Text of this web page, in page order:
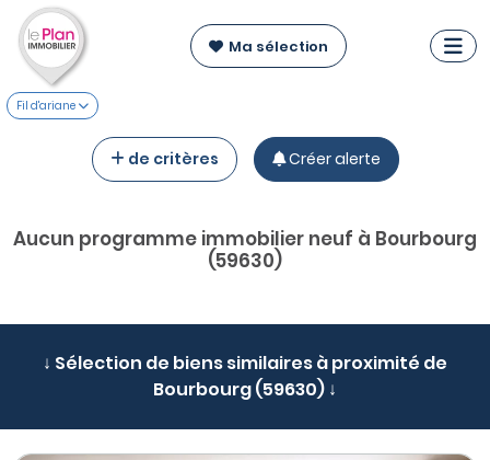
Ma sélection
Fil d'ariane
de critères Créer alerte
Aucun programme immobilier neuf à Bourbourg
(59630)
↓ Sélection de biens similaires à proximité de
Bourbourg (59630) ↓